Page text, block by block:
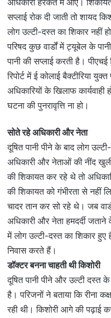
अधिकारी हरकत में आए। शिकायत
सप्लाई रोक दी जाती तो शायद
लोग उल्टी-दस्त का शिकार नहीं
परिषद कुछ वार्डों में ट्यूबेल के
पानी की सप्लाई करती है। पीएचई
रिपोर्ट में ई कोलाई बैक्टीरिया
अधिकारियों के खिलाफ कार्यवाही
घटना की पुनरावृत्ति ना हो।
सोते रहे अधिकारी और नेता
दूषित पानी पीने के बाद लोग
अधिकारी और नेताओं की नींद
की शिकायत कर रहे थे तो
की शिकायत को गंभीरता से नहीं
चादर तान कर सो रहे थे। जब वार्ड
अधिकारी और नेता हमदर्दी
में लोग उल्टी-दस्त का शिकार हुए
निवास करते हैं।
डॉक्टर बनना चाहती थी किशोरी
दूषित पानी पीने और उल्टी दस्त के
है। परिजनों ने बताया कि रीना
रही थी। किशोरी आगे की पढ़ाई